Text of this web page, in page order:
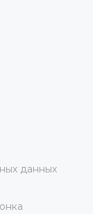
данных